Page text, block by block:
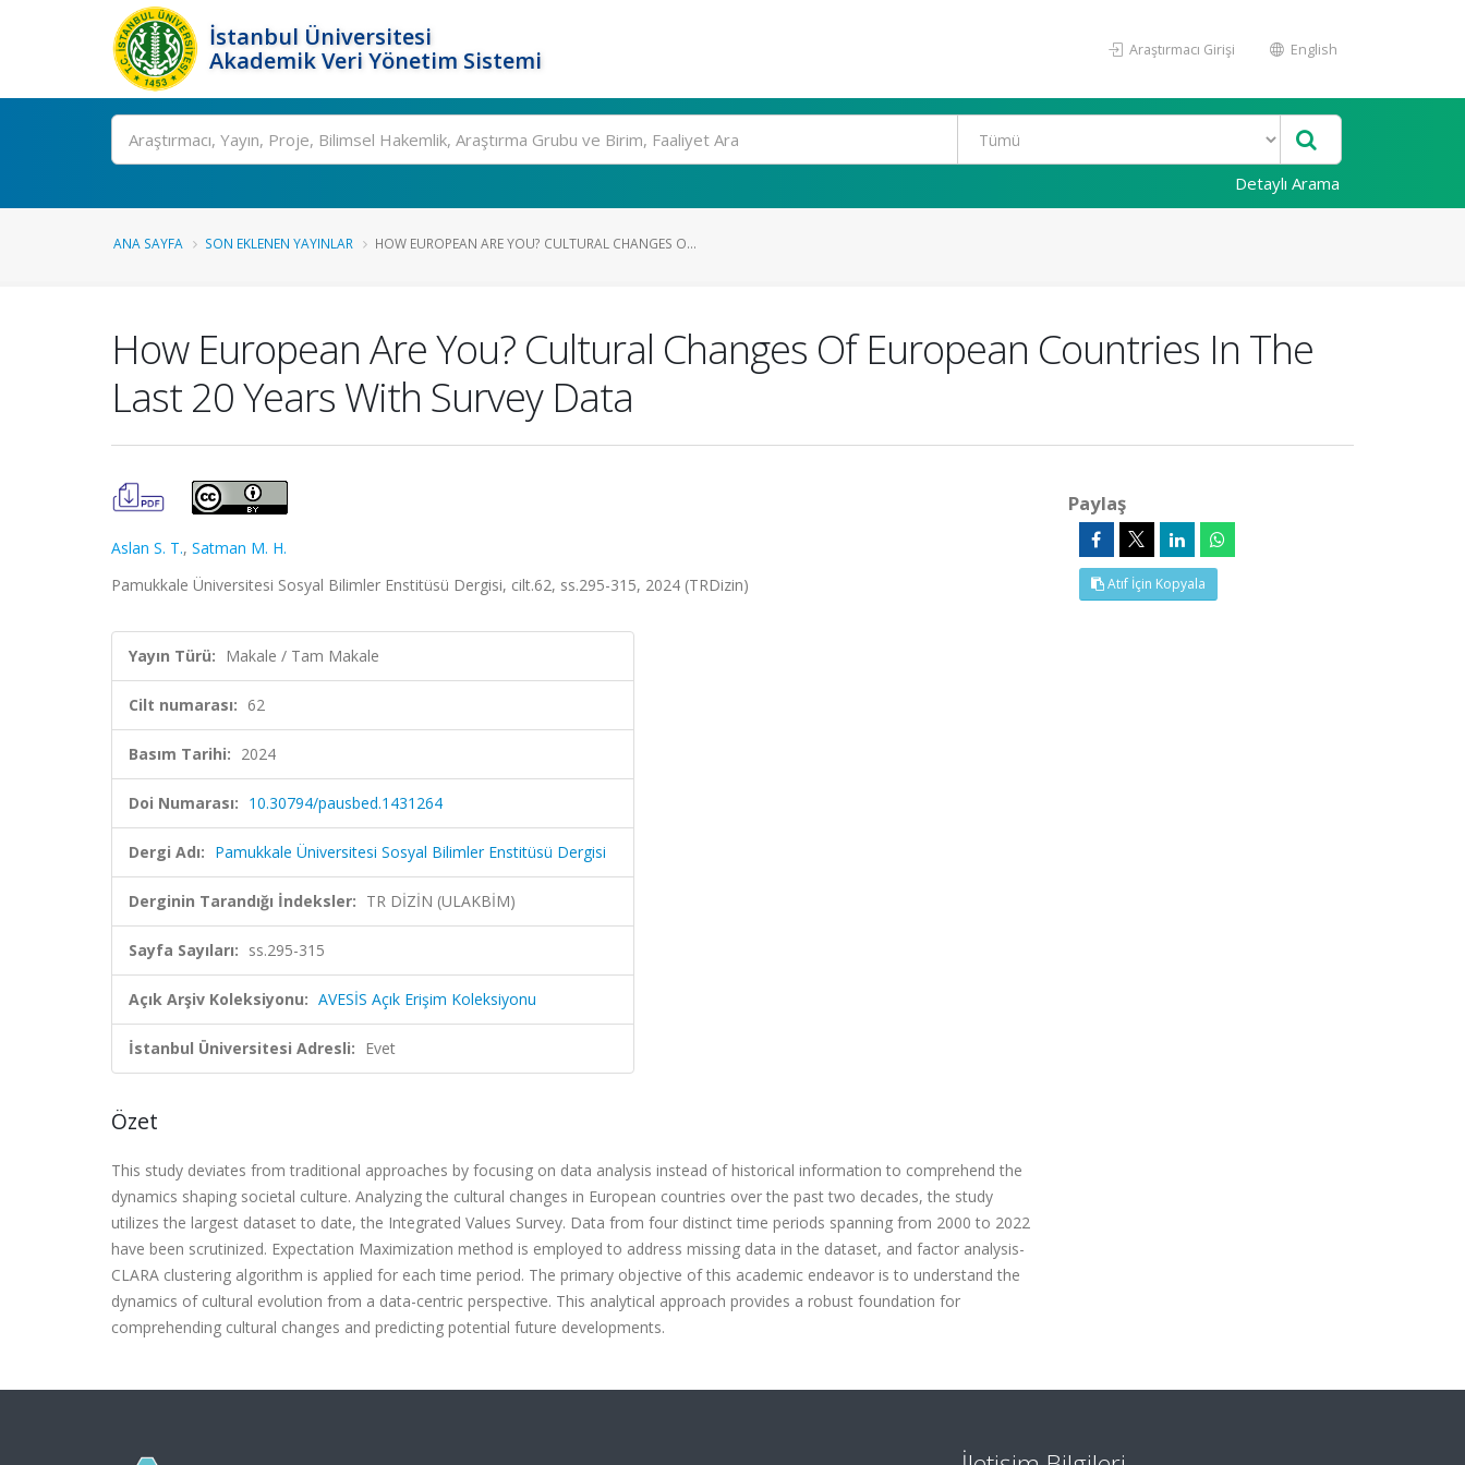
İstanbul Üniversitesi
Akademik Veri Yönetim Sistemi
Araştırmacı Girişi English
Ara
Detaylı Arama
ANA SAYFA SON EKLENEN YAYINLAR HOW EUROPEAN ARE YOU? CULTURAL CHANGES O...
How European Are You? Cultural Changes Of European Countries In The
Last 20 Years With Survey Data
Aslan S. T., Satman M. H.
Pamukkale Üniversitesi Sosyal Bilimler Enstitüsü Dergisi, cilt.62, ss.295-315, 2024 (TRDizin)
Yayın Türü: Makale / Tam Makale
Cilt numarası: 62
Basım Tarihi: 2024
Doi Numarası: 10.30794/pausbed.1431264
Dergi Adı: Pamukkale Üniversitesi Sosyal Bilimler Enstitüsü Dergisi
Derginin Tarandığı İndeksler: TR DİZİN (ULAKBİM)
Sayfa Sayıları: ss.295-315
Açık Arşiv Koleksiyonu: AVESİS Açık Erişim Koleksiyonu
İstanbul Üniversitesi Adresli: Evet
Özet
This study deviates from traditional approaches by focusing on data analysis instead of historical information to comprehend the
dynamics shaping societal culture. Analyzing the cultural changes in European countries over the past two decades, the study
utilizes the largest dataset to date, the Integrated Values Survey. Data from four distinct time periods spanning from 2000 to 2022
have been scrutinized. Expectation Maximization method is employed to address missing data in the dataset, and factor analysis-
CLARA clustering algorithm is applied for each time period. The primary objective of this academic endeavor is to understand the
dynamics of cultural evolution from a data-centric perspective. This analytical approach provides a robust foundation for
comprehending cultural changes and predicting potential future developments.
Paylaş
Atıf İçin Kopyala